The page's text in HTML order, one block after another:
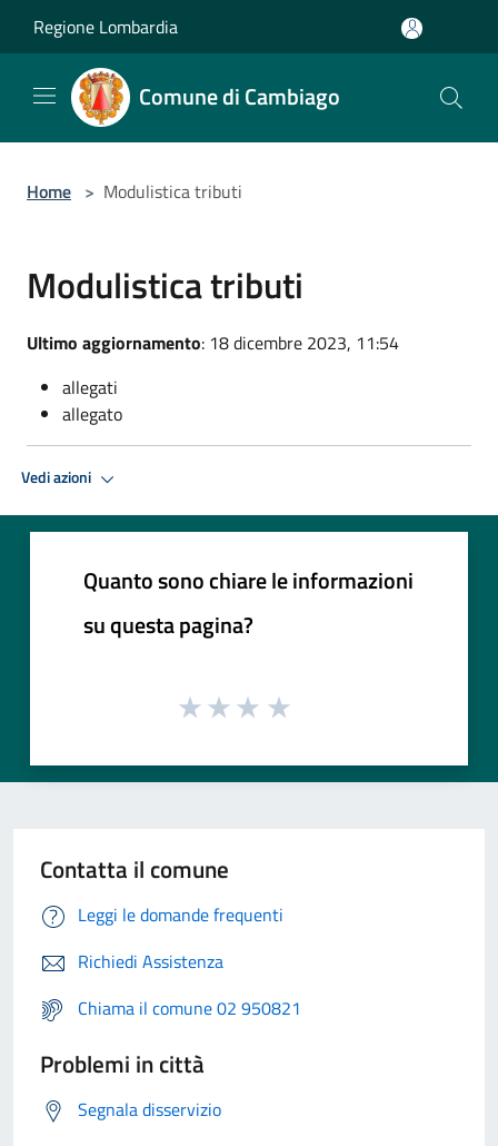
Regione Lombardia
Comune di Cambiago
Home > Modulistica tributi
Modulistica tributi
Ultimo aggiornamento: 18 dicembre 2023, 11:54
allegati
allegato
Vedi azioni
Quanto sono chiare le informazioni
su questa pagina?
Contatta il comune
Leggi le domande frequenti
Richiedi Assistenza
Chiama il comune 02 950821
Problemi in città
Segnala disservizio